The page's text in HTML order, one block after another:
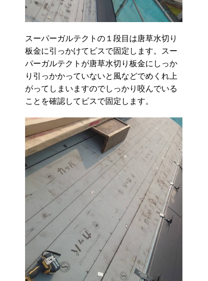
スーパーガルテクトの１段目は唐草水切り
板金に引っかけてビスで固定します。スー
パーガルテクトが唐草水切り板金にしっか
り引っかかっていないと風などでめくれ上
がってしまいますのでしっかり咬んでいる
ことを確認してビスで固定します。